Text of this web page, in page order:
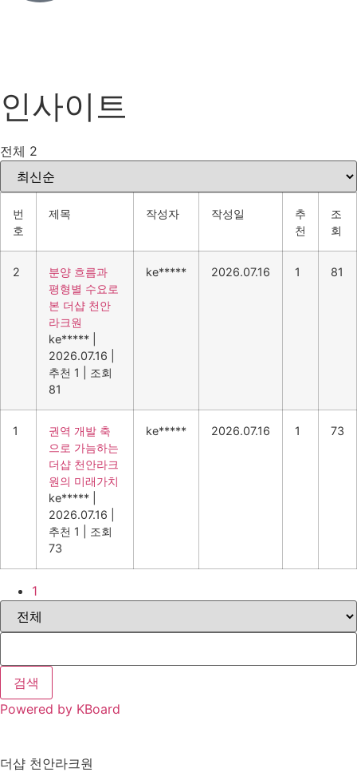
인사이트
전체 2
번
호
제목 작성자 작성일
추
천
조
회
2
분양 흐름과
평형별 수요로
본 더샵 천안
라크원
ke*****
2026.07.16
추천 1
조회
81
ke***** 2026.07.16 1 81
1
권역 개발 축
으로 가늠하는
더샵 천안라크
원의 미래가치
ke*****
2026.07.16
추천 1
조회
73
ke***** 2026.07.16 1 73
1
검색
Powered by KBoard
더샵 천안라크원